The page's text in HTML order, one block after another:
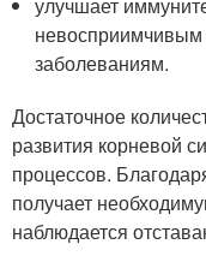
заболеваниям.
Достаточное
развития корневой
процессов.
получает
наблюдается